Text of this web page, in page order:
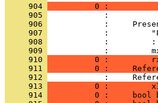
     904
0 :
     905
     906
     907
     908
     909
     910
0 :
     911
0 :
     912
     913
0 :
     914
0 :     bool